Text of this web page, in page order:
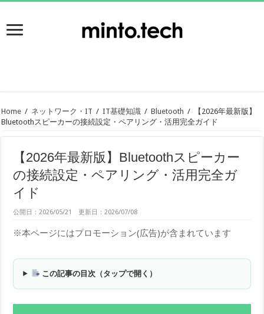
Home / ネットワーク・IT / IT基礎知識 / Bluetooth /
【2026年最新版】
Bluetoothスピーカーの接続設定・ペアリング・活用完全ガイド
【2026年最新版】Bluetoothスピーカー
の接続設定・ペアリング・活用完全ガ
イド
公開日：2026/05/21 更新日：2026/07/08
※本ページにはプロモーション(広告)が含まれています
この記事の目次（タップで開く）